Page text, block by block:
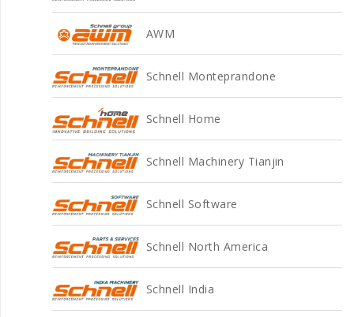
AWM
Schnell Monteprandone
Schnell Home
Schnell Machinery Tianjin
Schnell Software
Schnell North America
Schnell India